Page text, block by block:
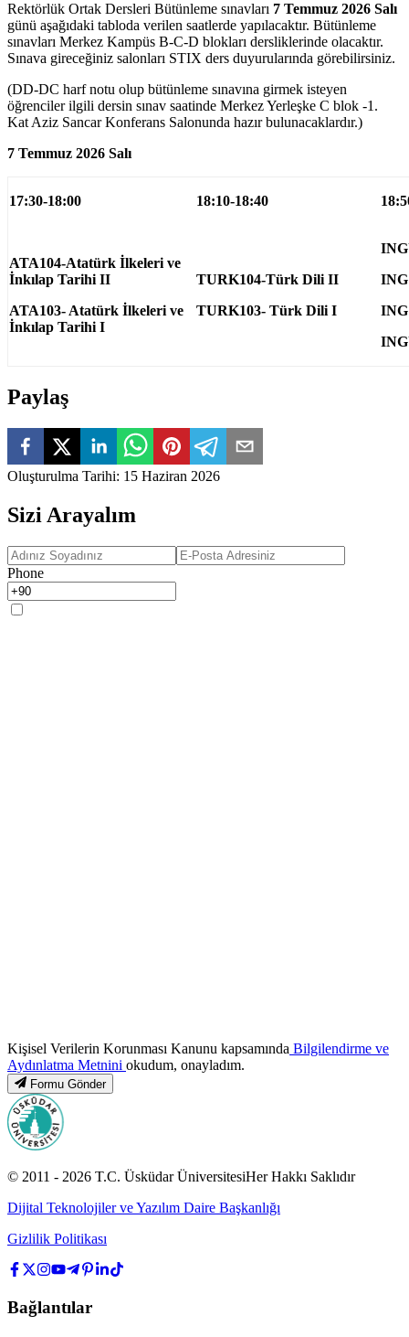
Rektörlük Ortak Dersleri Bütünleme sınavları 7 Temmuz 2026 Salı
günü aşağıdaki tabloda verilen saatlerde yapılacaktır. Bütünleme
sınavları Merkez Kampüs B-C-D blokları dersliklerinde olacaktır.
Sınava gireceğiniz salonları STIX ders duyurularında görebilirsiniz.
(DD-DC harf notu olup bütünleme sınavına girmek isteyen
öğrenciler ilgili dersin sınav saatinde Merkez Yerleşke C blok -1.
Kat Aziz Sancar Konferans Salonunda hazır bulunacaklardır.)
7 Temmuz 2026 Salı
17:30-18:00 18:10-18:40
ATA104-Atatürk İlkeleri ve
İnkılap Tarihi II
ATA103- Atatürk İlkeleri ve
İnkılap Tarihi I
TURK104-Türk Dili II
TURK103- Türk Dili I
Paylaş
Oluşturulma Tarihi: 15 Haziran 2026
Sizi Arayalım
Phone
Kişisel Verilerin Korunması Kanunu kapsamında Bilgilendirme ve
Aydınlatma Metnini okudum, onayladım.
Formu Gönder
© 2011 - 2026 T.C. Üsküdar ÜniversitesiHer Hakkı Saklıdır
Dijital Teknolojiler ve Yazılım Daire Başkanlığı
Gizlilik Politikası
Bağlantılar